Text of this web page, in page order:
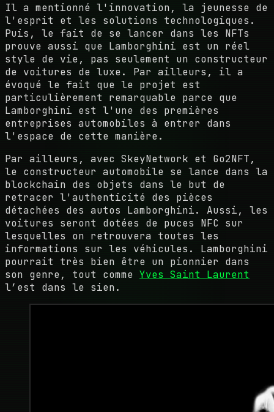
Il a mentionné l'innovation, la jeunesse de
l'esprit et les solutions technologiques.
Puis, le fait de se lancer dans les NFTs
prouve aussi que Lamborghini est un réel
style de vie, pas seulement un constructeur
de voitures de luxe. Par ailleurs, il a
évoqué le fait que le projet est
particulièrement remarquable parce que
Lamborghini est l'une des premières
entreprises automobiles à entrer dans
l'espace de cette manière.
Par ailleurs, avec SkeyNetwork et Go2NFT,
le constructeur automobile se lance dans la
blockchain des objets dans le but de
retracer l'authenticité des pièces
détachées des autos Lamborghini. Aussi, les
voitures seront dotées de puces NFC sur
lesquelles on retrouvera toutes les
informations sur les véhicules. Lamborghini
pourrait très bien être un pionnier dans
son genre, tout comme Yves Saint Laurent
l’est dans le sien.